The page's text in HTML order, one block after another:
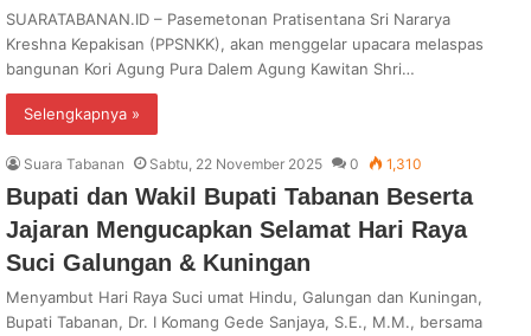
SUARATABANAN.ID – Pasemetonan Pratisentana Sri Nararya
Kreshna Kepakisan (PPSNKK), akan menggelar upacara melaspas
bangunan Kori Agung Pura Dalem Agung Kawitan Shri…
Selengkapnya »
Suara Tabanan Sabtu, 22 November 2025 0 1,310
Bupati dan Wakil Bupati Tabanan Beserta
Jajaran Mengucapkan Selamat Hari Raya
Suci Galungan & Kuningan
Menyambut Hari Raya Suci umat Hindu, Galungan dan Kuningan,
Bupati Tabanan, Dr. I Komang Gede Sanjaya, S.E., M.M., bersama